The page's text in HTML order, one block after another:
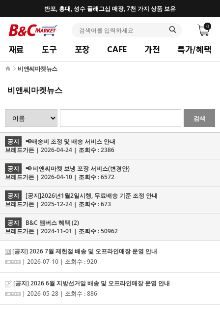
반포, 홍대, 성수 플래그십 매장, 7천 가지 상품 보유
0
재료 도구 포장 CAFE 가전 특가/혜택
비앤씨마켓뉴스
비앤씨마켓뉴스
검색
공지
📢배송비 조정 및 배송 서비스 안내
브레드가든 | 2026-04-24 | 조회수 : 2386
공지
📢 비앤씨마켓 보냉 포장 서비스(변경안)
브레드가든 | 2026-04-10 | 조회수 : 6572
공지
[공지]2026년1월2일시행, 무료배송 기준 조정 안내
브레드가든 | 2025-12-24 | 조회수 : 673
공지
B&C 멤버스 혜택 (2)
브레드가든 | 2024-11-01 | 조회수 : 50962
[공지] 2026 7월 제헌절 배송 및 오프라인매장 운영 안내
| 2026-07-10 | 조회수 : 920
[공지] 2026 6월 지방선거일 배송 및 오프라인매장 운영 안내
| 2026-05-28 | 조회수 : 886